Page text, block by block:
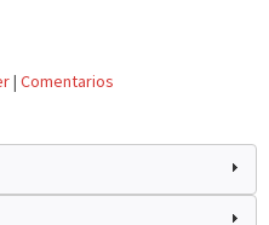
| Comentarios